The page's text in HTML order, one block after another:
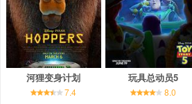
河狸变身计划
7.4
玩具总动员5
8.0